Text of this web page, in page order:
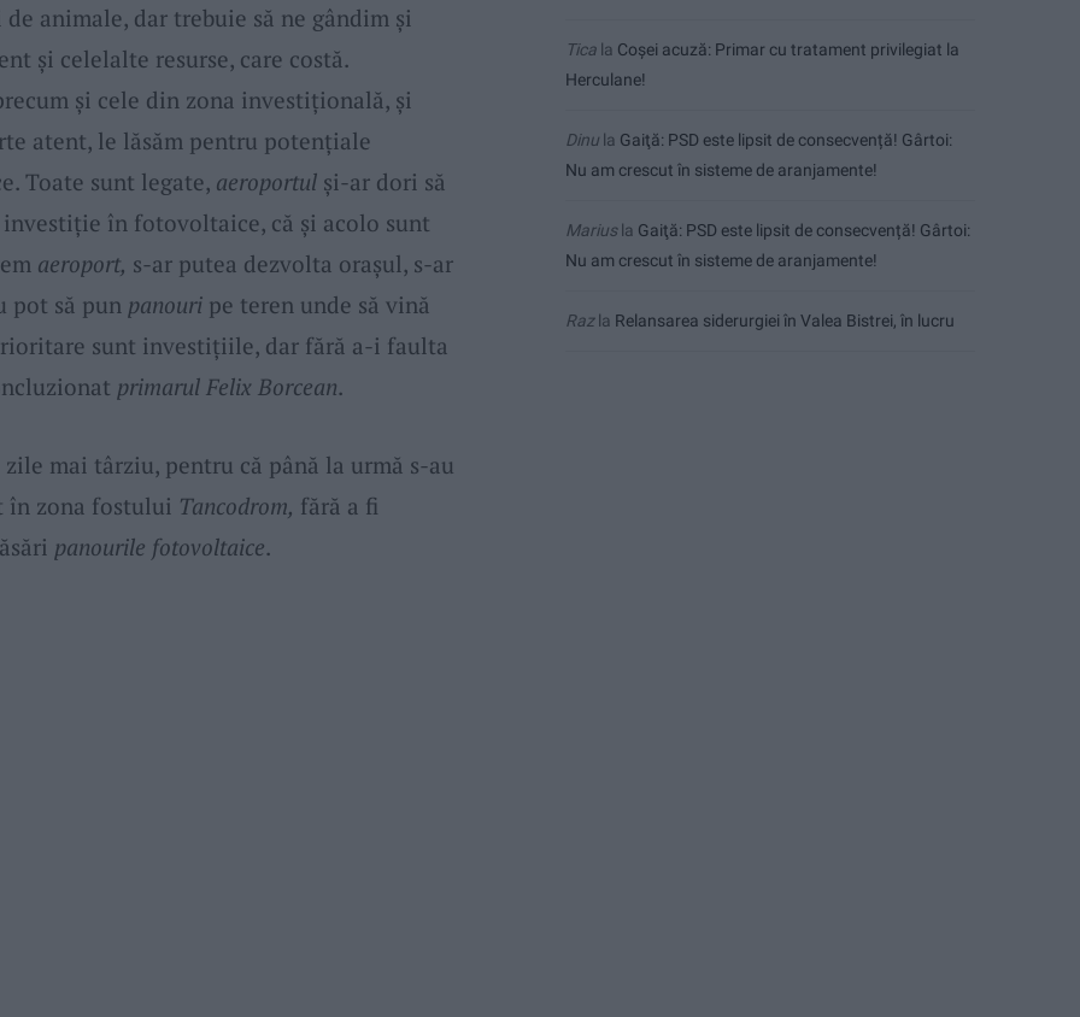
animale, dar trebuie să ne gândim și
și celelalte resurse, care costă.
și cele din zona investițională, și
atent, le lăsăm pentru potențiale
Toate sunt legate, aeroportulși-ar dori să
în fotovoltaice, că și acolo sunt
aeroport, s-ar putea dezvolta orașul, s-ar
pot să pun panouripe teren unde să vină
sunt investițiile, dar fără a-i faulta
primarul Felix Borcean.
mai târziu, pentru că până la urmă s-au
în zona fostului Tancodrom, fără a fi
panourile fotovoltaice.
Tica la Coșei acuză: Primar cu tratament privilegiat la
Herculane!
Dinu la Gaiţă: PSD este lipsit de consecvență! Gârtoi:
Nu am crescut în sisteme de aranjamente!
Mariusla Gaiţă: PSD este lipsit de consecvență! Gârtoi:
Nu am crescut în sisteme de aranjamente!
Razla Relansarea siderurgiei în Valea Bistrei, în lucru